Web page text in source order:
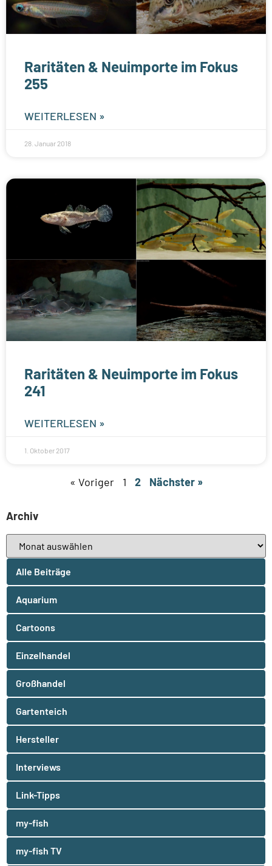
Raritäten & Neuimporte im Fokus
255
WEITERLESEN »
28. Januar 2018
Raritäten & Neuimporte im Fokus
241
WEITERLESEN »
1. Oktober 2017
« Voriger 1 2 Nächster »
Archiv
Alle Beiträge
Aquarium
Cartoons
Einzelhandel
Großhandel
Gartenteich
Hersteller
Interviews
Link-Tipps
my-fish
my-fish TV